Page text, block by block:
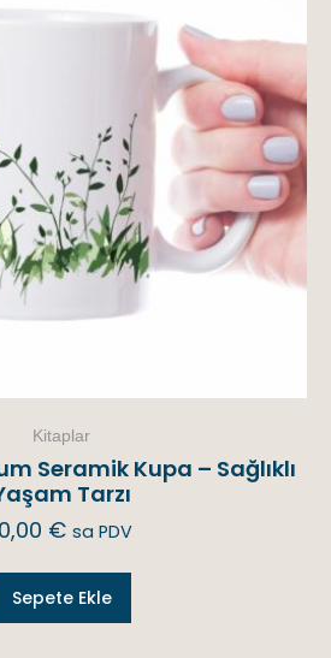
Kitaplar
Seramik Kupa – Sağlıklı
Tarzı
€ sa PDV
Sepete Ekle